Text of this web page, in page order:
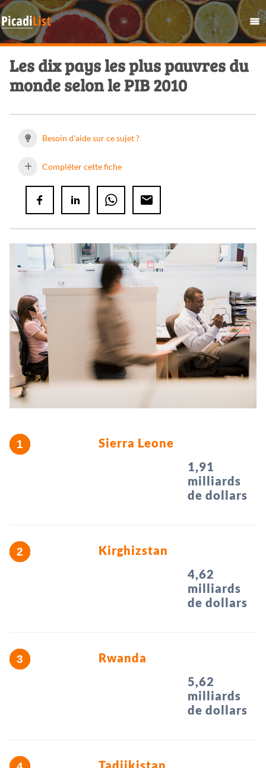
Les dix pays les plus pauvres du
monde selon le PIB 2010
Besoin d'aide sur ce sujet ?
Compléter cette fiche
Sierra Leone
1,91
milliards
de dollars
Kirghizstan
4,62
milliards
de dollars
Rwanda
5,62
milliards
de dollars
Tadjikistan